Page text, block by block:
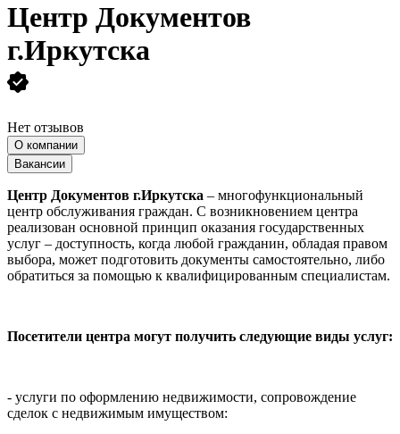
Центр Документов
г.Иркутска
Нет отзывов
О компании
Вакансии
Центр Документов г.Иркутска – многофункциональный
центр обслуживания граждан. С возникновением центра
реализован основной принцип оказания государственных
услуг – доступность, когда любой гражданин, обладая правом
выбора, может подготовить документы самостоятельно, либо
обратиться за помощью к квалифицированным специалистам.
Посетители центра могут получить следующие виды услуг:
- услуги по оформлению недвижимости, сопровождение
сделок с недвижимым имуществом: